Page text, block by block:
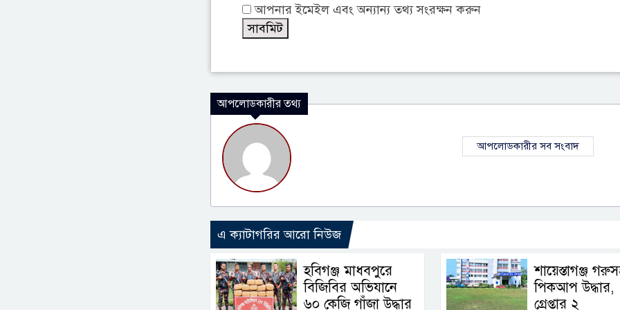
আপনার ইমেইল এবং অন্যান্য তথ্য সংরক্ষন করুন
আপলোডকারীর তথ্য
আপলোডকারীর সব সংবাদ
এ ক্যাটাগরির আরো নিউজ
হবিগঞ্জ মাধবপুরে
বিজিবির অভিযানে
৬০ কেজি গাঁজা উদ্ধার
শায়েস্তাগঞ্জ
পিকআপ উদ্ধার,
গ্রেপ্তার ২